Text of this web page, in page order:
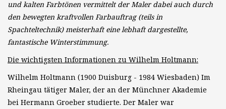
und kalten Farbtönen vermittelt der Maler dabei auch durch
den bewegten kraftvollen Farbauftrag (teils in
Spachteltechnik) meisterhaft eine lebhaft dargestellte,
fantastische Winterstimmung.
Die wichtigsten Informationen zu Wilhelm Holtmann:
Wilhelm Holtmann (1900 Duisburg - 1984 Wiesbaden) Im
Rheingau tätiger Maler, der an der Münchner Akademie
bei Hermann Groeber studierte. Der Maler war